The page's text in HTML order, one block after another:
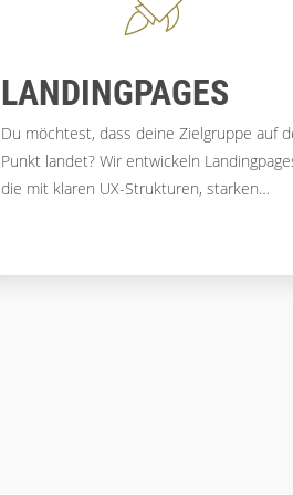
LANDINGPAGES
Du möchtest, dass deine Zielgruppe auf
Punkt landet? Wir entwickeln
die mit klaren UX-Strukturen, starken
Interessent:innen zufriedene Kund:innen